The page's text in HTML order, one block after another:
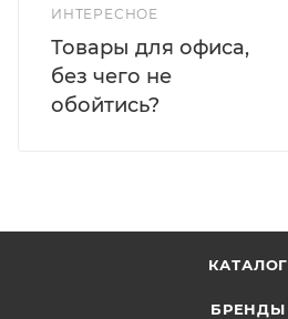
ИНТЕРЕСНОЕ
Товары для офиса,
без чего не
обойтись?
КАТАЛОГ
БРЕНДЫ